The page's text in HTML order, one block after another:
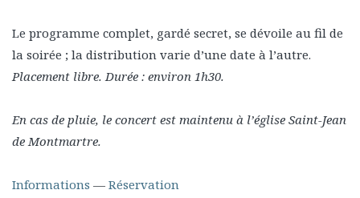
Le programme complet, gardé secret, se dévoile au fil de
la soirée ; la distribution varie d’une date à l’autre.
Placement libre. Durée : environ 1h30.
En cas de pluie, le concert est maintenu à l’église Saint-Jean
de Montmartre.
Informations — Réservation